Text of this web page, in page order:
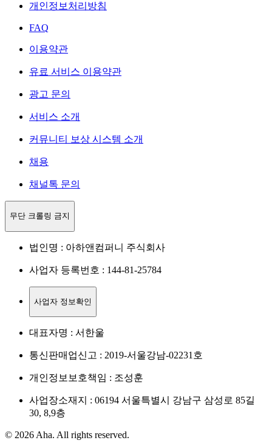
개인정보처리방침
FAQ
이용약관
유료 서비스 이용약관
광고 문의
서비스 소개
커뮤니티 보상 시스템 소개
채용
채널톡 문의
무단 크롤링 금지
법인명 : 아하앤컴퍼니 주식회사
사업자 등록번호 : 144-81-25784
사업자 정보확인
대표자명 : 서한울
통신판매업신고 : 2019-서울강남-02231호
개인정보보호책임 : 조성훈
사업장소재지 : 06194 서울특별시 강남구 삼성로 85길
30, 8,9층
© 2026 Aha. All rights reserved.